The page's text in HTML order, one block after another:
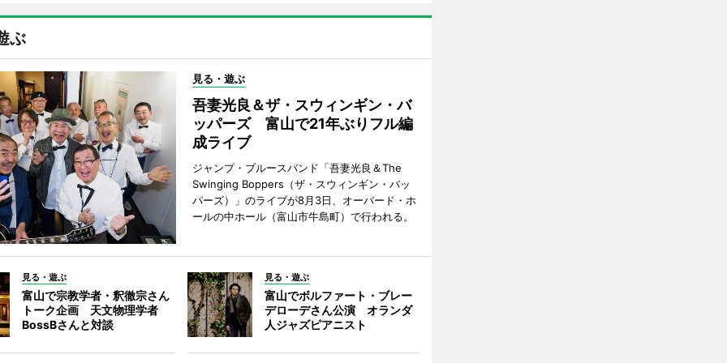
ぶ
見る・遊ぶ
吾妻光良＆ザ・スウィンギン・バ
ッパーズ 富山で21年ぶりフル編
成ライブ
ジャンプ・ブルースバンド「吾妻光良＆The
Swinging Boppers（ザ・スウィンギン・バッ
パーズ）」のライブが8月3日、オーバード・ホ
ールの中ホール（富山市牛島町）で行われる。
見る・遊ぶ
富山で宗教学者・釈徹宗さん
トーク企画 天文物理学者
BossBさんと対談
見る・遊ぶ
富山でボルファート・ブレー
デローデさん公演 オランダ
人ジャズピアニスト